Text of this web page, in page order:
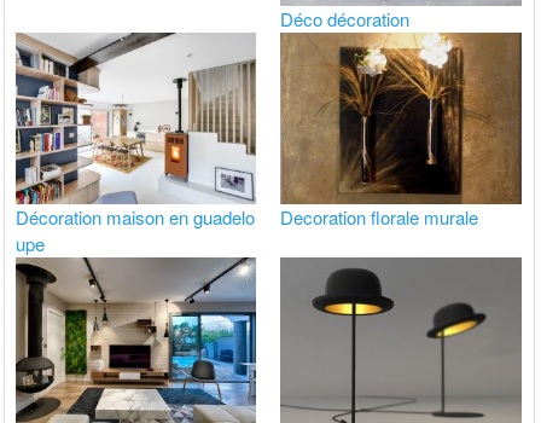
Déco décoration
Décoration maison en guadelo
upe
Decoration florale murale